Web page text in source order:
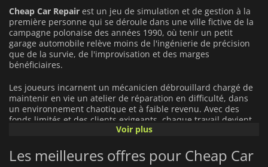
39.56€
Cheap Car Repair est un jeu de simulation et de gestion à la
première personne qui se déroule dans une ville fictive de la
campagne polonaise des années 1990, où tenir un petit
garage automobile relève moins de l'ingénierie de précision
que de la survie, de l'improvisation et des marges
bénéficiaires.
Les joueurs incarnent un mécanicien débrouillard chargé de
maintenir en vie un atelier de réparation en difficulté, dans
un environnement chaotique et à faible revenu. Avec des
fonds limités et des clients exigeants, chaque travail devient
un exercice d'équilibre entre faire les choses correctement et
Le gameplay se concentre sur les mécaniques de réparation
Voir plus
Les meilleures offres pour Cheap Car